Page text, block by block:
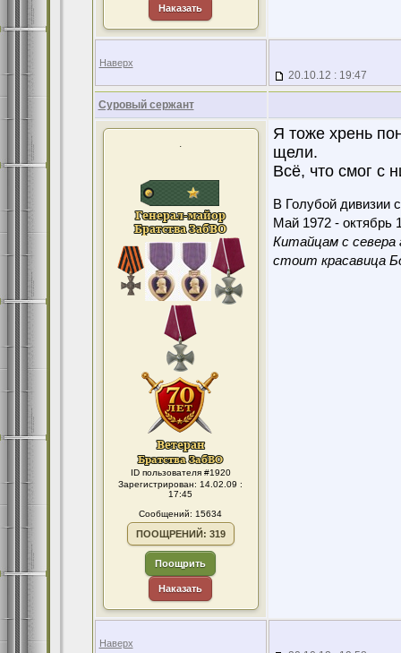
Наказать
Наверх
20.10.12 : 19:47
Суровый сержант
.
ID пользователя #1920
Зарегистрирован: 14.02.09 :
17:45
Сообщений: 15634
ПООЩРЕНИЙ: 319
Поощрить
Наказать
Я тоже хрень
щели.
Всё, что смог с
В Голубой дивизии
Май 1972 - октябрь
Китайцам с севера
стоит красавица
Наверх